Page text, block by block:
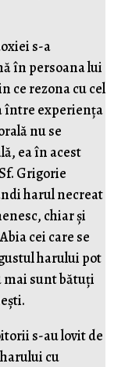
s-a
în persoana lui
ce rezona cu cel
între experiența
nu se
ea în acest
Grigorie
harul necreat
chiar și
cei care se
harului pot
mai sunt bătuți
s-au lovit de
cu